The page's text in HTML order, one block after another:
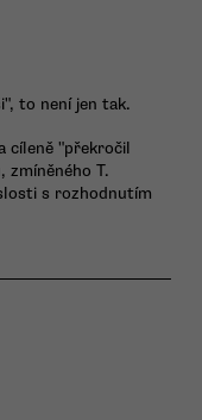
to není jen tak.
cíleně "překročil
zmíněného T.
s rozhodnutím